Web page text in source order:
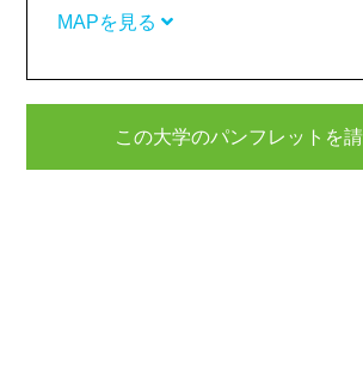
MAPを見る
この大学のパンフレットを